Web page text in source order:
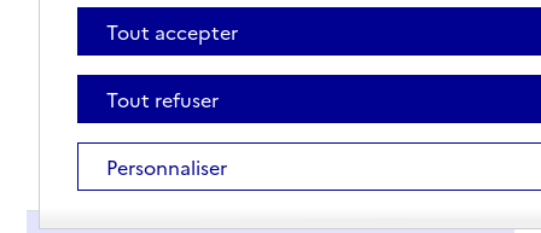
Tout accepter
Tout refuser
Personnaliser